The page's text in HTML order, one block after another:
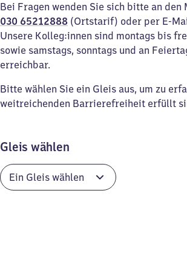
Bei Fragen wenden Sie sich bitte an
030 65212888 (Ortstarif) oder per E-
Unsere Kolleg:innen sind montags bis
sowie samstags, sonntags und an
erreichbar.
Bitte wählen Sie ein Gleis aus, um zu
weitreichenden Barrierefreiheit erfüllt
Gleis wählen